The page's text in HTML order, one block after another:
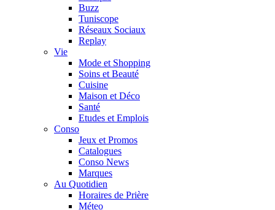
Buzz
Tuniscope
Réseaux Sociaux
Replay
Vie
Mode et Shopping
Soins et Beauté
Cuisine
Maison et Déco
Santé
Etudes et Emplois
Conso
Jeux et Promos
Catalogues
Conso News
Marques
Au Quotidien
Horaires de Prière
Méteo